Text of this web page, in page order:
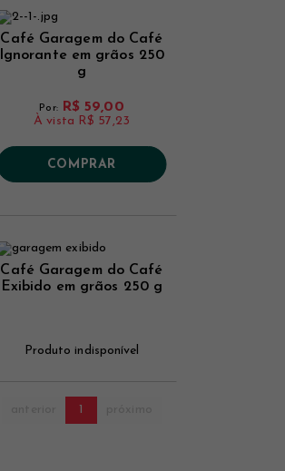
Café Garagem do Café
Ignorante em grãos 250
g
Por: R$ 59,00
À vista R$ 57,23
COMPRAR
Café Garagem do Café
Exibido em grãos 250 g
Produto indisponível
1